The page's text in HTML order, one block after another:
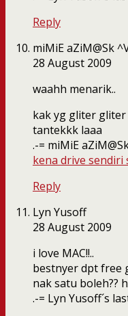
Reply
miMiE aZiM@Sk
28 August 2009
waahh menarik..
kak yg gliter
tantekkk laaa
.-= miMiE
kena drive
Reply
Lyn Yusoff
28 August 2009
i love MAC!!..
bestnyer dpt free
nak satu boleh??
.-= Lyn Yusoff´s